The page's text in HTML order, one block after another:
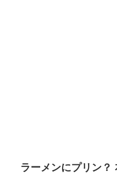
ラーメンにプリン？